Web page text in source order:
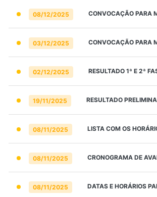
08/12/2025 CONVOCAÇÃO PARA
03/12/2025 CONVOCAÇÃO PARA
02/12/2025 RESULTADO 1ª E 2ª
19/11/2025 RESULTADO
08/11/2025 LISTA COM OS
08/11/2025 CRONOGRAMA DE
08/11/2025 DATAS E HORÁRIOS